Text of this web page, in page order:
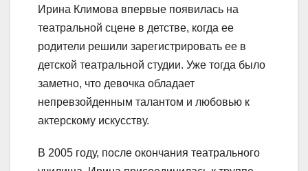
Ирина Климова впервые появилась на
театральной сцене в детстве, когда ее
родители решили зарегистрировать ее в
детской театральной студии. Уже тогда было
заметно, что девочка обладает
непревзойденным талантом и любовью к
актерскому искусству.
В 2005 году, после окончания театрального